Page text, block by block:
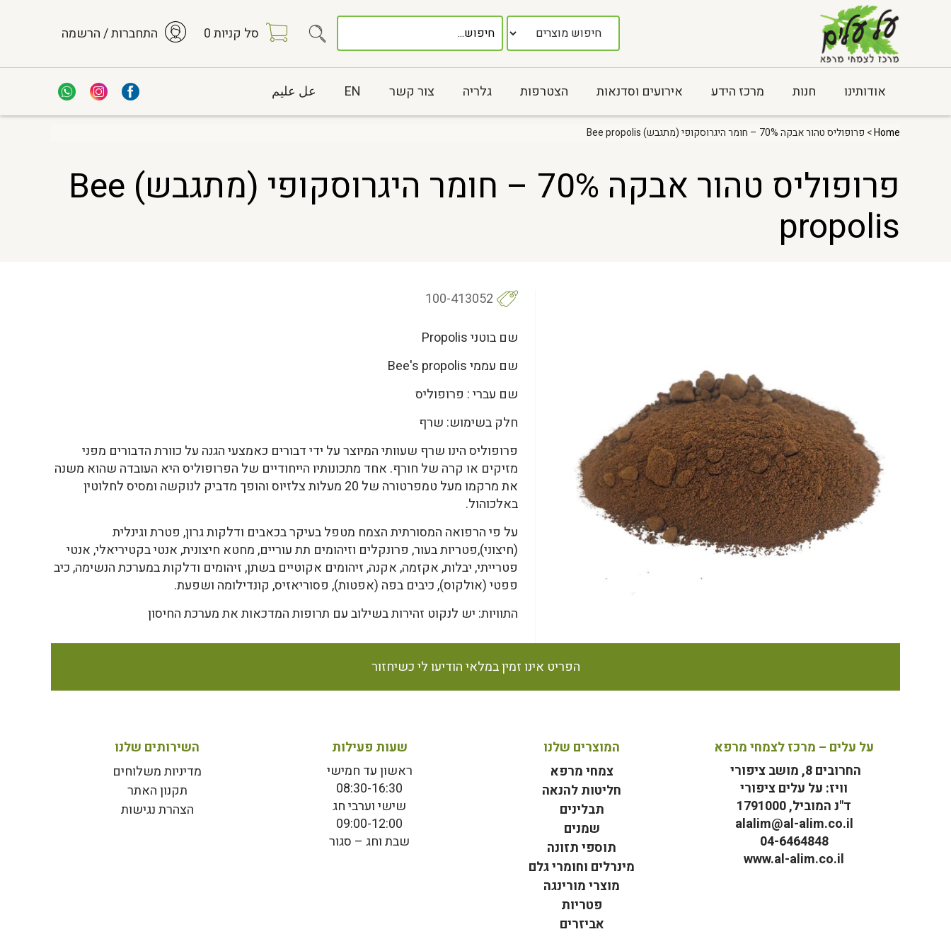
סל קניות0 התחברות / הרשמה
אודותינו חנות מרכז הידע אירועים וסדנאות הצטרפות גלריה צור קשר EN عل عليم
Home> פרופוליס טהור אבקה 70% – חומר היגרוסקופי (מתגבש) Bee propolis
פרופוליס טהור אבקה 70% – חומר היגרוסקופי (מתגבש) Bee
propolis
100-413052
שם בוטני Propolis
שם עממי Bee's propolis
שם עברי : פרופוליס
חלק בשימוש: שרף
פרופוליס הינו שרף שעוותי המיוצר על ידי דבורים כאמצעי הגנה על כוורת הדבורים מפני
מזיקים או קרה של חורף. אחד מתכונותיו הייחודיים של הפרופוליס היא העובדה שהוא משנה
את מרקמו מעל טמפרטורה של 20 מעלות צלזיוס והופך מדביק לנוקשה ומסיס לחלוטין
באלכוהול.
על פי הרפואה המסורתית הצמח מטפל בעיקר בכאבים ודלקות גרון, פטרת וגינלית
(חיצוני),פטריות בעור, פרונקלים וזיהומים תת עוריים, מחטא חיצונית, אנטי בקטיריאלי, אנטי
פטרייתי, יבלות, אקזמה, אקנה, זיהומים אקוטיים בשתן, זיהומים ודלקות במערכת הנשימה, כיב
פפטי (אולקוס), כיבים בפה (אפטות), פסוריאזיס, קונדילומה ושפעת.
התוויות: יש לנקוט זהירות בשילוב עם תרופות המדכאות את מערכת החיסון
הפריט אינו זמין במלאי הודיעו לי כשיחזור
על עלים – מרכז לצמחי מרפא
החרובים 8, מושב ציפורי
וויז: על עלים ציפורי
ד"נ המוביל, 1791000
alalim@al-alim.co.il
04-6464848
www.al-alim.co.il
המוצרים שלנו
צמחי מרפא
חליטות להנאה
תבלינים
שמנים
תוספי תזונה
מינרלים וחומרי גלם
מוצרי מורינגה
פטריות
אביזרים
שעות פעילות
ראשון עד חמישי
08:30-16:30
שישי וערבי חג
09:00-12:00
שבת וחג – סגור
השירותים שלנו
מדיניות משלוחים
תקנון האתר
הצהרת נגישות